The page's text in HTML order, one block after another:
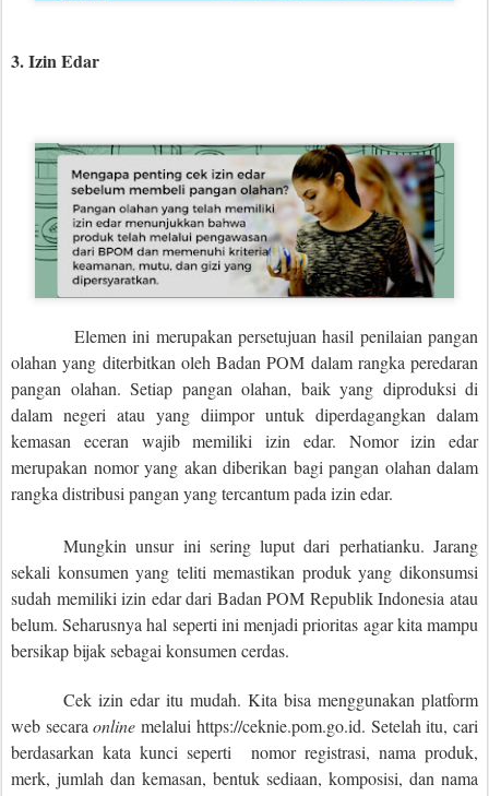
3. Izin Edar
Elemen ini merupakan persetujuan hasil penilaian pangan
olahan yang diterbitkan oleh Badan POM dalam rangka peredaran
pangan olahan. Setiap pangan olahan, baik yang diproduksi di
dalam negeri atau yang diimpor untuk diperdagangkan dalam
kemasan eceran wajib memiliki izin edar. Nomor izin edar
merupakan nomor yang akan diberikan bagi pangan olahan dalam
rangka distribusi pangan yang tercantum pada izin edar.
Mungkin unsur ini sering luput dari perhatianku. Jarang
sekali konsumen yang teliti memastikan produk yang dikonsumsi
sudah memiliki izin edar dari Badan POM Republik Indonesia atau
belum. Seharusnya hal seperti ini menjadi prioritas agar kita mampu
bersikap bijak sebagai konsumen cerdas.
Cek izin edar itu mudah. Kita bisa menggunakan platform
web secaraonline melalui https://ceknie.pom.go.id. Setelah itu, cari
berdasarkan kata kunci seperti nomor registrasi, nama produk,
merk, jumlah dan kemasan, bentuk sediaan, komposisi, dan nama